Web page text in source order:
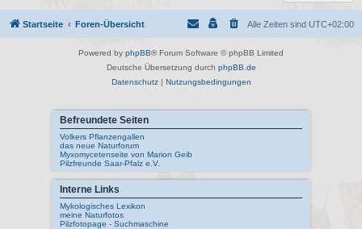
Startseite Foren-Übersicht Alle Zeiten sind UTC+02:00
Powered by phpBB® Forum Software © phpBB Limited
Deutsche Übersetzung durch phpBB.de
Datenschutz| Nutzungsbedingungen
Befreundete Seiten
Volkers Pflanzengallen
das neue Naturforum
Myxomycetenseite von Marion Geib
Pilzfreunde Saar-Pfalz e.V.
Interne Links
Mykologisches Lexikon
meine Naturfotos
Pilzfotopage - Suchmaschine